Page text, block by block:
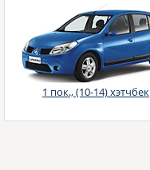
1 пок., (10-14) хэтчбек